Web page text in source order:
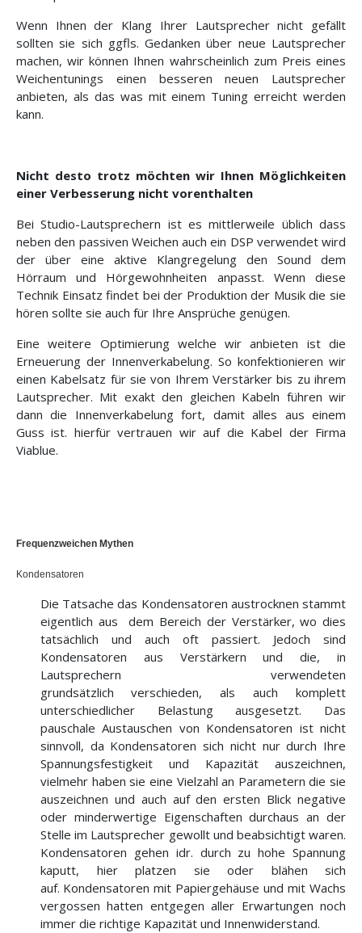
Wenn Ihnen der Klang Ihrer Lautsprecher nicht gefällt
sollten sie sich ggfls. Gedanken über neue Lautsprecher
machen, wir können Ihnen wahrscheinlich zum Preis eines
Weichentunings einen besseren neuen Lautsprecher
anbieten, als das was mit einem Tuning erreicht werden
kann.
Nicht desto trotz möchten wir Ihnen Möglichkeiten
einer Verbesserung nicht vorenthalten
Bei Studio-Lautsprechern ist es mittlerweile üblich dass
neben den passiven Weichen auch ein DSP verwendet wird
der über eine aktive Klangregelung den Sound dem
Hörraum und Hörgewohnheiten anpasst. Wenn diese
Technik Einsatz findet bei der Produktion der Musik die sie
hören sollte sie auch für Ihre Ansprüche genügen.
Eine weitere Optimierung welche wir anbieten ist die
Erneuerung der Innenverkabelung. So konfektionieren wir
einen Kabelsatz für sie von Ihrem Verstärker bis zu ihrem
Lautsprecher. Mit exakt den gleichen Kabeln führen wir
dann die Innenverkabelung fort, damit alles aus einem
Guss ist. hierfür vertrauen wir auf die Kabel der Firma
Viablue.
Frequenzweichen Mythen
Kondensatoren
Die Tatsache das Kondensatoren austrocknen stammt
eigentlich aus
dem Bereich der Verstärker, wo dies
tatsächlich und auch oft passiert. Jedoch sind
Kondensatoren aus Verstärkern und die, in
Lautsprechern verwendeten
grundsätzlich
verschieden, als auch komplett
unterschiedlicher Belastung ausgesetzt. Das
pauschale Austauschen von Kondensatoren ist nicht
sinnvoll, da Kondensatoren sich nicht nur durch Ihre
Spannungsfestigkeit und Kapazität auszeichnen,
vielmehr haben sie eine Vielzahl an Parametern die sie
auszeichnen und auch auf den ersten Blick negative
oder minderwertige Eigenschaften durchaus an der
Stelle im Lautsprecher gewollt und beabsichtigt waren.
Kondensatoren gehen idr. durch zu hohe Spannung
kaputt, hier platzen sie oder blähen sich
auf. Kondensatoren mit Papiergehäuse und mit Wachs
vergossen hatten entgegen aller Erwartungen noch
immer die richtige Kapazität und Innenwiderstand.